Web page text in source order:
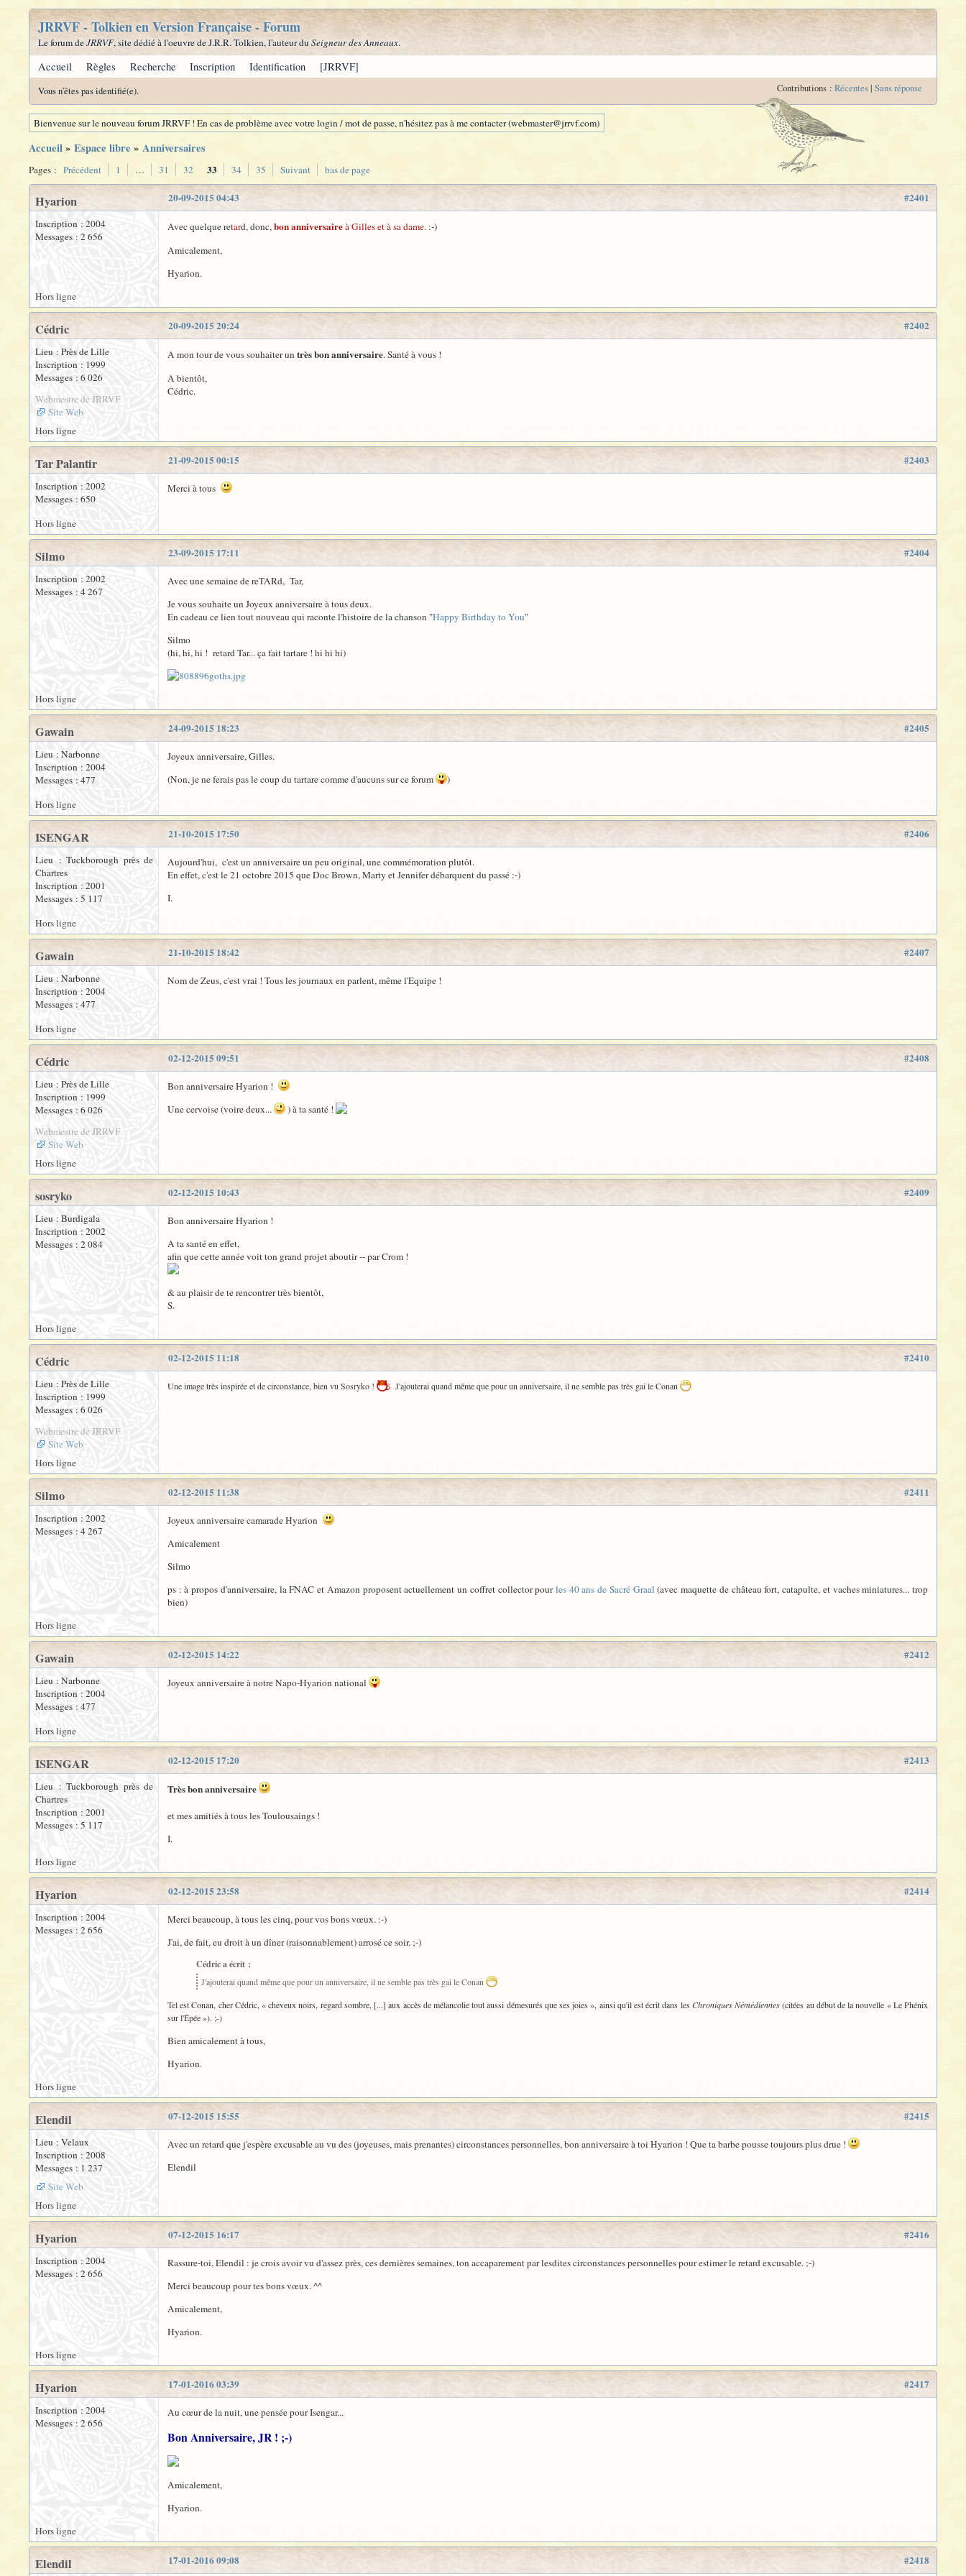
JRRVF - Tolkien en Version Française - Forum
Le forum deJRRVF, site dédié à l'oeuvre de J.R.R. Tolkien, l'auteur du Seigneur des Anneaux.
Accueil Règles Recherche Inscription Identification [JRRVF]
Vous n'êtes pas identifié(e). Contributions : Récentes| Sans réponse
Bienvenue sur le nouveau forum JRRVF ! En cas de problème avec votre login / mot de passe, n'hésitez pas à me contacter (webmaster@jrrvf.com)
Accueil» Espace libre » Anniversaires
Pages : Précédent 1 … 31 32 33 34 35 Suivant bas de page
#2401
20-09-2015 04:43
Hyarion
Inscription : 2004
Messages : 2 656
Avec quelque retard, donc,bon anniversaireà Gilles et à sa dame. :-)
Amicalement,
Hyarion.
Hors ligne
#2402
20-09-2015 20:24
Cédric
Lieu : Près de Lille
Inscription : 1999
Messages : 6 026
Webmestre de JRRVF
Site Web
A mon tour de vous souhaiter untrès bon anniversaire. Santé à vous !
A bientôt,
Cédric.
Hors ligne
#2403
21-09-2015 00:15
Tar Palantir
Inscription : 2002
Messages : 650
Merci à tous
Hors ligne
#2404
23-09-2015 17:11
Silmo
Inscription : 2002
Messages : 4 267
Avec une semaine de reTARd, Tar,
Je vous souhaite un Joyeux anniversaire à tous deux.
En cadeau ce lien tout nouveau qui raconte l'histoire de la chanson "Happy Birthday to You"
Silmo
(hi, hi, hi ! retard Tar... ça fait tartare ! hi hi hi)
Hors ligne
#2405
24-09-2015 18:23
Gawain
Lieu : Narbonne
Inscription : 2004
Messages : 477
Joyeux anniversaire, Gilles.
(Non, je ne ferais pas le coup du tartare comme d'aucuns sur ce forum
)
Hors ligne
#2406
21-10-2015 17:50
ISENGAR
Lieu : Tuckborough près de
Chartres
Inscription : 2001
Messages : 5 117
Aujourd'hui, c'est un anniversaire un peu original, une commémoration plutôt.
En effet, c'est le 21 octobre 2015 que Doc Brown, Marty et Jennifer débarquent du passé :-)
I.
Hors ligne
#2407
21-10-2015 18:42
Gawain
Lieu : Narbonne
Inscription : 2004
Messages : 477
Nom de Zeus, c'est vrai ! Tous les journaux en parlent, même l'Equipe !
Hors ligne
#2408
02-12-2015 09:51
Cédric
Lieu : Près de Lille
Inscription : 1999
Messages : 6 026
Webmestre de JRRVF
Site Web
Bon anniversaire Hyarion !
Une cervoise (voire deux...
) à ta santé !
Hors ligne
#2409
02-12-2015 10:43
sosryko
Lieu : Burdigala
Inscription : 2002
Messages : 2 084
Bon anniversaire Hyarion !
A ta santé en effet,
afin que cette année voit ton grand projet aboutir -- par Crom !
& au plaisir de te rencontrer très bientôt,
S.
Hors ligne
#2410
02-12-2015 11:18
Cédric
Lieu : Près de Lille
Inscription : 1999
Messages : 6 026
Webmestre de JRRVF
Site Web
Une image très inspirée et de circonstance, bien vu Sosryko ! J'ajouterai quand même que pour un anniversaire, il ne semble pas très gai le Conan
Hors ligne
#2411
02-12-2015 11:38
Silmo
Inscription : 2002
Messages : 4 267
Joyeux anniversaire camarade Hyarion
Amicalement
Silmo
ps : à propos d'anniversaire, la FNAC et Amazon proposent actuellement un coffret collector pourles 40 ans de Sacré Graal (avec maquette de château fort, catapulte, et vaches miniatures... trop
bien)
Hors ligne
#2412
02-12-2015 14:22
Gawain
Lieu : Narbonne
Inscription : 2004
Messages : 477
Joyeux anniversaire à notre Napo-Hyarion national
Hors ligne
#2413
02-12-2015 17:20
ISENGAR
Lieu : Tuckborough près de
Chartres
Inscription : 2001
Messages : 5 117
Très bon anniversaire
et mes amitiés à tous les Toulousaings !
I.
Hors ligne
#2414
02-12-2015 23:58
Hyarion
Inscription : 2004
Messages : 2 656
Merci beaucoup, à tous les cinq, pour vos bons vœux. :-)
J'ai, de fait, eu droit à un dîner (raisonnablement) arrosé ce soir. ;-)
Cédric a écrit :
J'ajouterai quand même que pour un anniversaire, il ne semble pas très gai le Conan
Tel est Conan, cher Cédric, « cheveux noirs, regard sombre, [...] aux accès de mélancolie tout aussi démesurés que ses joies », ainsi qu'il est écrit dans les Chroniques Némédiennes(citées au début de la nouvelle « Le Phénix
sur l'Épée »). ;-)
Bien amicalement à tous,
Hyarion.
Hors ligne
#2415
07-12-2015 15:55
Elendil
Lieu : Velaux
Inscription : 2008
Messages : 1 237
Site Web
Avec un retard que j'espère excusable au vu des (joyeuses, mais prenantes) circonstances personnelles, bon anniversaire à toi Hyarion ! Que ta barbe pousse toujours plus drue !
Elendil
Hors ligne
#2416
07-12-2015 16:17
Hyarion
Inscription : 2004
Messages : 2 656
Rassure-toi, Elendil : je crois avoir vu d'assez près, ces dernières semaines, ton accaparement par lesdites circonstances personnelles pour estimer le retard excusable. ;-)
Merci beaucoup pour tes bons vœux. ^^
Amicalement,
Hyarion.
Hors ligne
#2417
17-01-2016 03:39
Hyarion
Inscription : 2004
Messages : 2 656
Au cœur de la nuit, une pensée pour Isengar...
Bon Anniversaire, JR ! ;-)
Amicalement,
Hyarion.
Hors ligne
#2418
17-01-2016 09:08
Elendil